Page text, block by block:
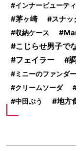
インナービューティ
茅ヶ崎 スナッ
収納ケース
こじらせ男子で
フェイラー
ミニーのファンダ
クリームソーダ
中田ぷう 地方